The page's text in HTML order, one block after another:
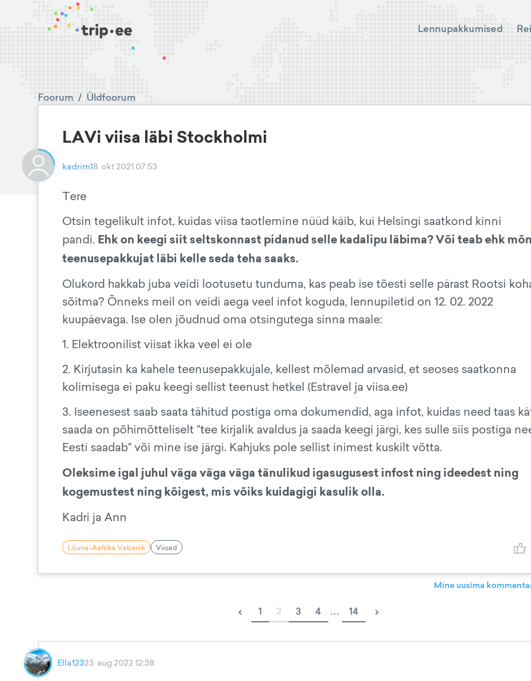
Lennupakkumised
Foorum / Üldfoorum
LAVi viisa läbi Stockholmi
kadrim18. okt 2021 07:53
Tere
Otsin tegelikult infot, kuidas viisa taotlemine nüüd käib, kui Helsingi saatkond kinni
pandi. Ehk on keegi siit seltskonnast pidanud selle kadalipu läbima? Või teab ehk
teenusepakkujat läbi kelle seda teha saaks.
Olukord hakkab juba veidi lootusetu tunduma, kas peab ise tõesti selle pärast Rootsi
sõitma? Õnneks meil on veidi aega veel infot koguda, lennupiletid on 12. 02. 2022
kuupäevaga. Ise olen jõudnud oma otsingutega sinna maale:
1. Elektroonilist viisat ikka veel ei ole
2. Kirjutasin ka kahele teenusepakkujale, kellest mõlemad arvasid, et seoses saatkonna
kolimisega ei paku keegi sellist teenust hetkel (Estravel ja viisa.ee)
3. Iseenesest saab saata tähitud postiga oma dokumendid, aga infot, kuidas need taas
saada on põhimõtteliselt "tee kirjalik avaldus ja saada keegi järgi, kes sulle siis postiga
Eesti saadab" või mine ise järgi. Kahjuks pole sellist inimest kuskilt võtta.
Oleksime igal juhul väga väga väga tänulikud igasugusest infost ning ideedest ning
kogemustest ning kõigest, mis võiks kuidagigi kasulik olla.
Kadri ja Ann
Lõuna-Aafrika Vabariik Viisad
Mine uusima
‹ 1 2 3 4 ... 14 ›
Ella12323. aug 2022 12:38